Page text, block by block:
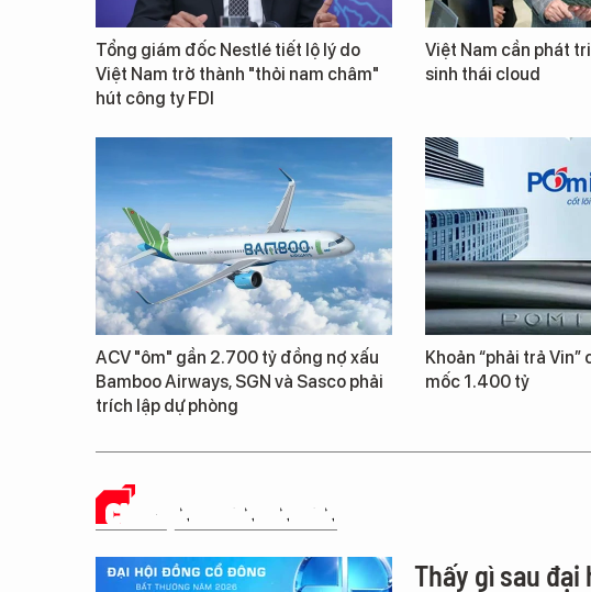
Tổng giám đốc Nestlé tiết lộ lý do
Việt Nam trở thành "thỏi nam châm"
hút công ty FDI
Việt Nam cần phát
sinh thái cloud
ACV "ôm" gần 2.700 tỷ đồng nợ xấu
Bamboo Airways, SGN và Sasco phải
trích lập dự phòng
Khoản “phải trả
mốc 1.400 tỷ
CHUYỆN DOANH NHÂN
Thấy gì sau